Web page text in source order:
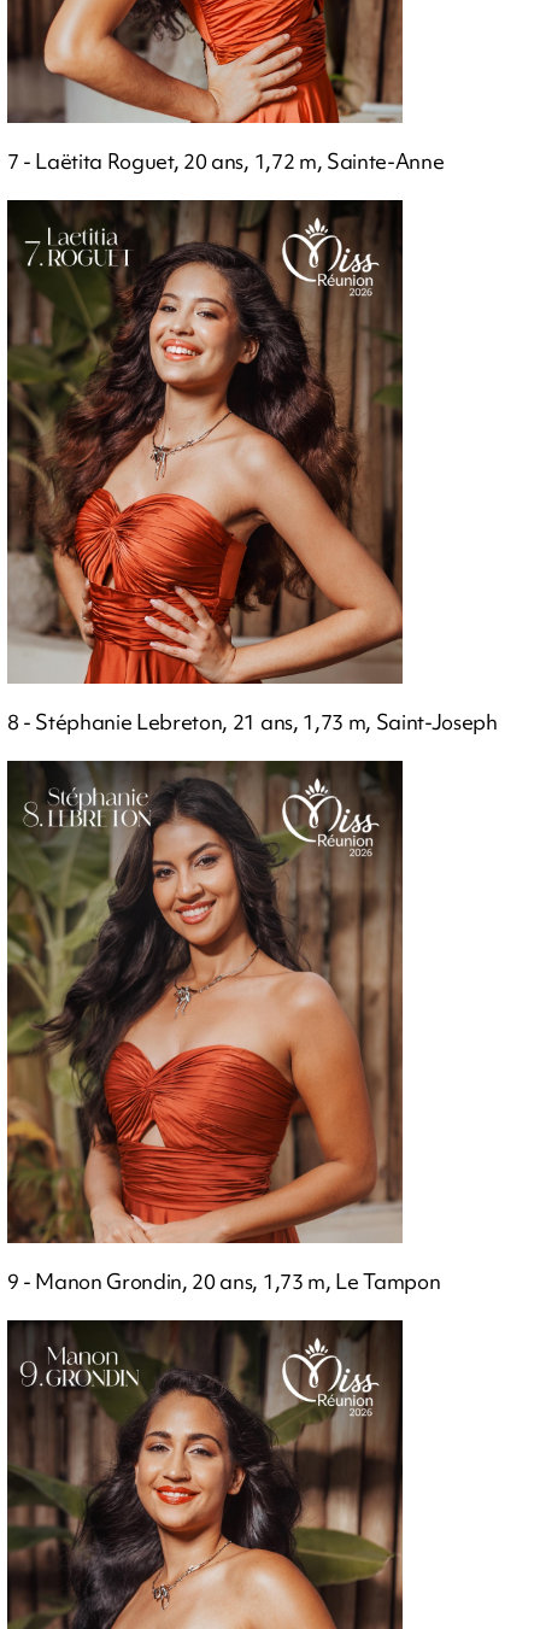
7 - Laëtita Roguet, 20 ans, 1,72 m, Sainte-Anne
8 - Stéphanie Lebreton, 21 ans, 1,73 m, Saint-Joseph
9 - Manon Grondin, 20 ans, 1,73 m, Le Tampon